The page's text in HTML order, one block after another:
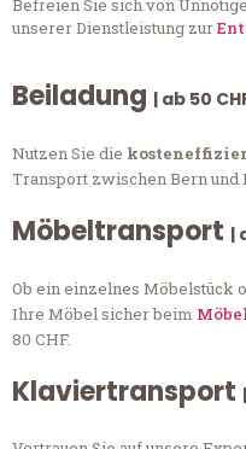
Befreien Sie sich von
unserer Dienstleistung zur
Beiladung | ab 50
Nutzen Sie die
Transport zwischen Bern und
Möbeltransport |
Ob ein einzelnes
Ihre Möbel sicher beim
80 CHF.
Klaviertransport